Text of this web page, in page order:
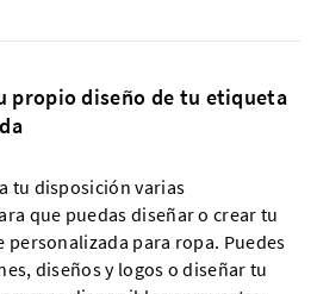
propio diseño de tu etiqueta
tu disposición varias
que puedas diseñar o crear tu
para ropa. Puedes
diseños y logos o diseñar tu